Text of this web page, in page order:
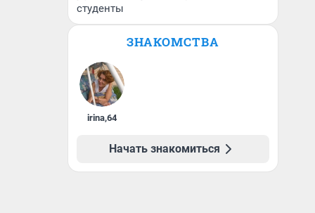
студенты
ЗНАКОМСТВА
irina,64
Начать знакомиться